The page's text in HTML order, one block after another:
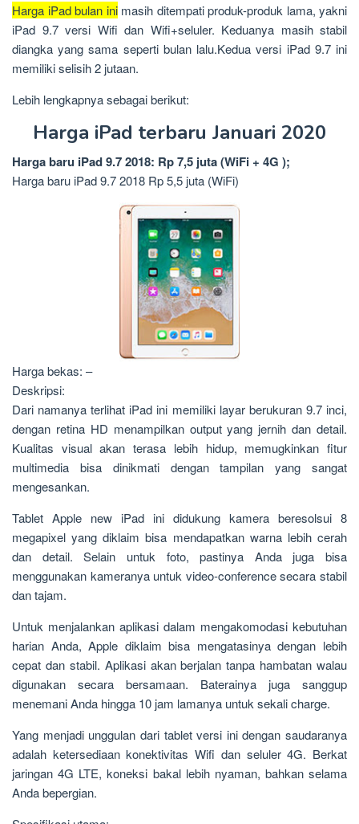
Harga iPad bulan inimasih ditempati produk-produk lama, yakni
iPad 9.7 versi Wifi dan Wifi+seluler. Keduanya masih stabil
diangka yang sama seperti bulan lalu.Kedua versi iPad 9.7 ini
memiliki selisih 2 jutaan.
Lebih lengkapnya sebagai berikut:
Harga iPad terbaru Januari 2020
Harga baru iPad 9.7 2018: Rp 7,5 juta (WiFi + 4G );
Harga baru iPad 9.7 2018 Rp 5,5 juta (WiFi)
Harga bekas: –
Deskripsi:
Dari namanya terlihat iPad ini memiliki layar berukuran 9.7 inci,
dengan retina HD menampilkan output yang jernih dan detail.
Kualitas visual akan terasa lebih hidup, memugkinkan fitur
multimedia bisa dinikmati dengan tampilan yang sangat
mengesankan.
Tablet Apple new iPad ini didukung kamera beresolsui 8
megapixel yang diklaim bisa mendapatkan warna lebih cerah
dan detail. Selain untuk foto, pastinya Anda juga bisa
menggunakan kameranya untuk video-conference secara stabil
dan tajam.
Untuk menjalankan aplikasi dalam mengakomodasi kebutuhan
harian Anda, Apple diklaim bisa mengatasinya dengan lebih
cepat dan stabil. Aplikasi akan berjalan tanpa hambatan walau
digunakan secara bersamaan. Baterainya juga sanggup
menemani Anda hingga 10 jam lamanya untuk sekali charge.
Yang menjadi unggulan dari tablet versi ini dengan saudaranya
adalah ketersediaan konektivitas Wifi dan seluler 4G. Berkat
jaringan 4G LTE, koneksi bakal lebih nyaman, bahkan selama
Anda bepergian.